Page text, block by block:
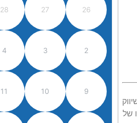
של
26
27
28
2
3
4
9
10
11